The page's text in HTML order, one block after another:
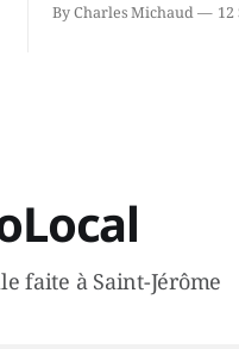
Coalition Avenir
By Charles Michaud 12
faite à Saint-Jérôme